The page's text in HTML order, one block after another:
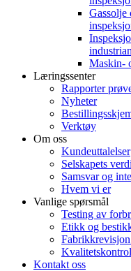
Maskin-
Læringssenter
Rapporter
Nyheter
Verktøy
Om oss
Kundeuttalelser
Selskapets
Samsvar og
Hvem vi er
Vanlige spørsmål
Testing av
Etikk og
Kontakt oss